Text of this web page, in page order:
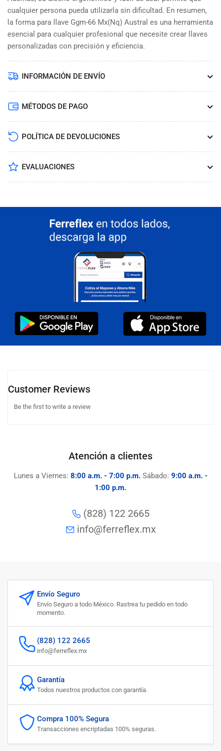
cualquier persona pueda utilizarla sin dificultad. En resumen,
la forma para llave Ggm-66 Mx(Nq) Austral es una herramienta
esencial para cualquier profesional que necesite crear llaves
personalizadas con precisión y eficiencia.
INFORMACIÓN DE ENVÍO
MÉTODOS DE PAGO
POLÍTICA DE DEVOLUCIONES
EVALUACIONES
Customer Reviews
Be the first to write a review
Atención a clientes
Lunes a Viernes: 8:00 a.m. - 7:00 p.m. Sábado: 9:00 a.m. -
1:00 p.m.
(828) 122 2665
info@ferreflex.mx
Envío Seguro
Envío Seguro a todo México. Rastrea tu pedido en todo
momento.
(828) 122 2665
info@ferreflex.mx
Garantía
Todos nuestros productos con garantía.
Compra 100% Segura
Transacciones encriptadas 100% seguras.